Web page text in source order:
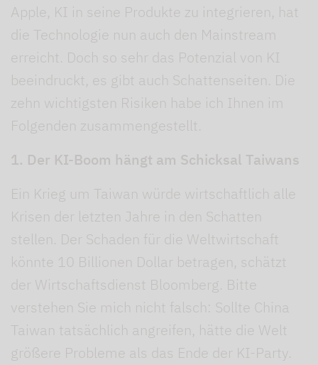
Apple, KI in seine Produkte zu integrieren, hat
die Technologie nun auch den Mainstream
erreicht. Doch so sehr das Potenzial von KI
beeindruckt, es gibt auch Schattenseiten. Die
zehn wichtigsten Risiken habe ich Ihnen im
Folgenden zusammengestellt.
1. Der KI-Boom hängt am Schicksal Taiwans
Ein Krieg um Taiwan würde wirtschaftlich alle
Krisen der letzten Jahre in den Schatten
stellen. Der Schaden für die Weltwirtschaft
könnte 10 Billionen Dollar betragen, schätzt
der Wirtschaftsdienst Bloomberg. Bitte
verstehen Sie mich nicht falsch: Sollte China
Taiwan tatsächlich angreifen, hätte die Welt
größere Probleme als das Ende der KI-Party.